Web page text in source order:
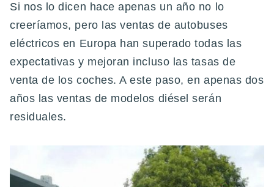
Si nos lo dicen hace apenas un año no lo
creeríamos, pero las ventas de autobuses
eléctricos en Europa han superado todas las
expectativas y mejoran incluso las tasas de
venta de los coches. A este paso, en apenas dos
años las ventas de modelos diésel serán
residuales.